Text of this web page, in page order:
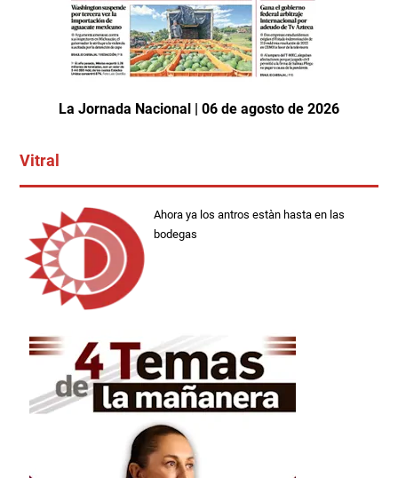
La Jornada Nacional | 06 de agosto de 2026
Vitral
Ahora ya los antros estàn hasta en las
bodegas